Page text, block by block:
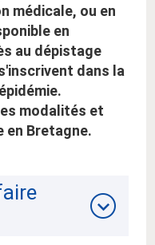
médicale, ou en
en
au dépistage
dans la
modalités et
en Bretagne.